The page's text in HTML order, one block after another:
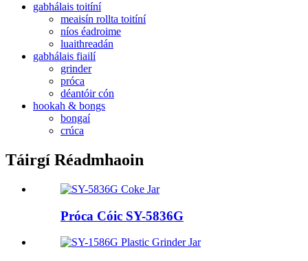
gabhálais toitíní
meaisín rollta toitíní
níos éadroime
luaithreadán
gabhálais fiailí
grinder
próca
déantóir cón
hookah & bongs
bongaí
crúca
Táirgí Réadmhaoin
Próca Cóic SY-5836G